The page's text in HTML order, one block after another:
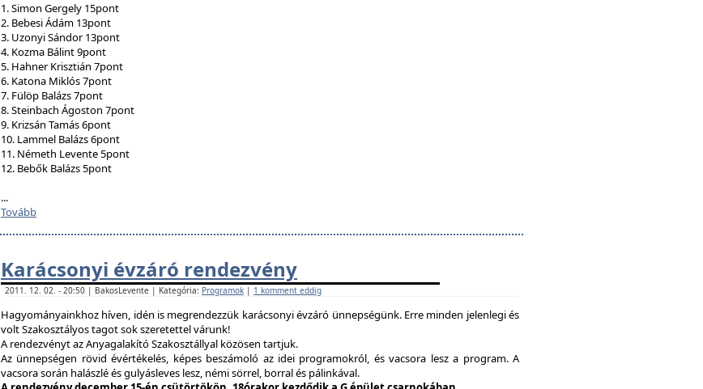
1. Simon Gergely 15pont
2. Bebesi Ádám 13pont
3. Uzonyi Sándor 13pont
4. Kozma Bálint 9pont
5. Hahner Krisztián 7pont
6. Katona Miklós 7pont
7. Fülöp Balázs 7pont
8. Steinbach Ágoston 7pont
9. Krizsán Tamás 6pont
10. Lammel Balázs 6pont
11. Németh Levente 5pont
12. Bebők Balázs 5pont
...
Tovább
Karácsonyi évzáró rendezvény
2011. 12. 02. - 20:50 | BakosLevente | Kategória: Programok | 1 komment eddig
Hagyományainkhoz híven, idén is megrendezzük karácsonyi évzáró ünnepségünk. Erre minden jelenlegi és
volt Szakosztályos tagot sok szeretettel várunk!
A rendezvényt az Anyagalakító Szakosztállyal közösen tartjuk.
Az ünnepségen rövid évértékelés, képes beszámoló az idei programokról, és vacsora lesz a program. A
vacsora során halászlé és gulyásleves lesz, némi sörrel, borral és pálinkával.